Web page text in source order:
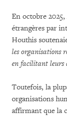
En octobre
étrangères par
Houthis
les organisations
en facilitant
Toutefois, la
organisations
affirmant que la